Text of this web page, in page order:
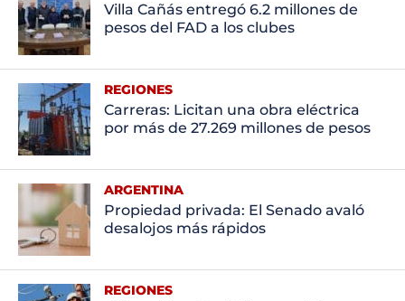
Villa Cañás entregó 6.2 millones de
pesos del FAD a los clubes
REGIONES
Carreras: Licitan una obra eléctrica
por más de 27.269 millones de pesos
ARGENTINA
Propiedad privada: El Senado avaló
desalojos más rápidos
REGIONES